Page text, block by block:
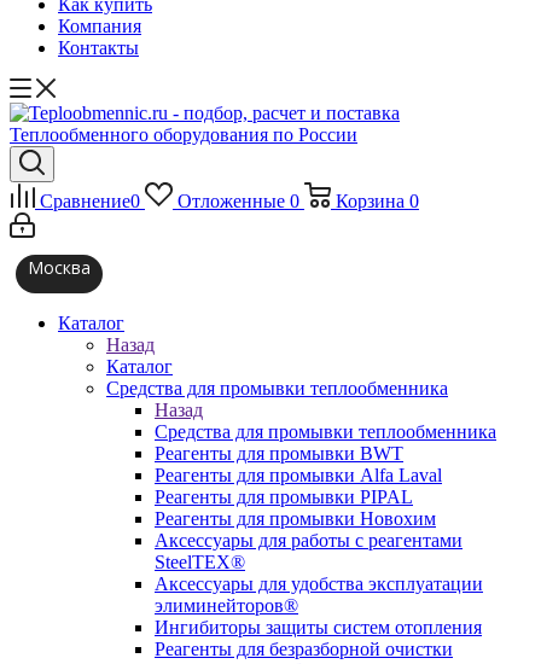
Как купить
Компания
Контакты
Сравнение0 Отложенные 0 Корзина 0
Москва
Каталог
Назад
Каталог
Средства для промывки теплообменника
Назад
Средства для промывки теплообменника
Реагенты для промывки BWT
Реагенты для промывки Alfa Laval
Реагенты для промывки PIPAL
Реагенты для промывки Новохим
Аксессуары для работы с реагентами
SteelTEX®
Аксессуары для удобства эксплуатации
элиминейторов®
Ингибиторы защиты систем отопления
Реагенты для безразборной очистки